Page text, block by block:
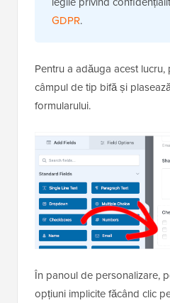
GDPR.
Pentru a adăuga acest
câmpul de tip bifă și
formularului.
În panoul de personalizare,
opțiuni implicite făcând clic